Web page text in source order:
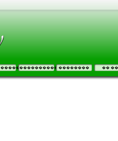
���������� �������� ��